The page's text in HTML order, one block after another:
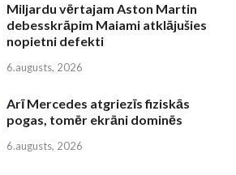
Miljardu vērtajam Aston Martin
debesskrāpim Maiami atklājušies
nopietni defekti
6.augusts, 2026
Arī Mercedes atgriezīs fiziskās
pogas, tomēr ekrāni dominēs
6.augusts, 2026